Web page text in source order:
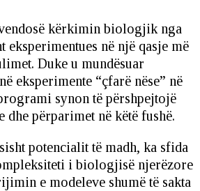
kërkimin biologjik nga
eksperimentues në një qasje më
Duke u mundësuar
eksperimente “çfarë nëse” në
synon të përshpejtojë
dhe përparimet në këtë fushë.
potencialit të madh, ka sfida
i biologjisë njerëzore
e modeleve shumë të sakta